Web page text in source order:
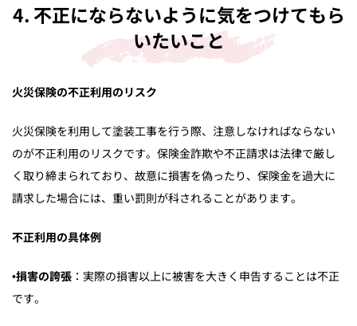
4. 不正にならないように気をつけてもら
いたいこと
火災保険の不正利用のリスク
火災保険を利用して塗装工事を行う際、注意しなければならない
のが不正利用のリスクです。保険金詐欺や不正請求は法律で厳し
く取り締まられており、故意に損害を偽ったり、保険金を過大に
請求した場合には、重い罰則が科されることがあります。
不正利用の具体例
•損害の誇張 ：実際の損害以上に被害を大きく申告することは不正
です。